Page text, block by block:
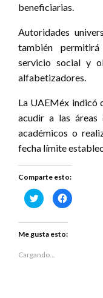
beneficiarias.
Autoridades
también
servicio social y
alfabetizadores.
La UAEMéx indicó
acudir a las áreas
académicos o
fecha límite
Comparte esto:
Haz
clic
en
Twitter
(Se
en
Haz
clic
Me gusta esto:
Cargando...